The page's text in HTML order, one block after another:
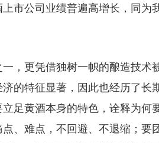
市公司业绩普遍高增长，同为
，更凭借独树一帜的酿造技术
的特征显著，因此也经历了长
足黄酒本身的特色，诠释为何
、难点，不回避、不退缩；要